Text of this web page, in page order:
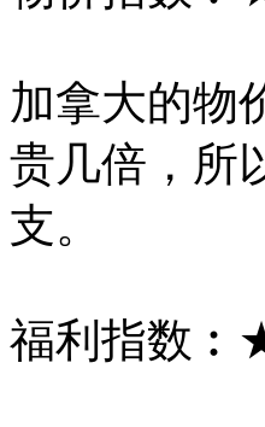
加拿大的物
贵几倍，所
支。
福利指数